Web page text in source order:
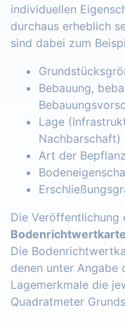
individuellen
durchaus erheblich
sind dabei zum
Bebauung,
Lage
Nachbarschaft)
Art der
Die
Die
denen unter Angabe
Lagemerkmale die
Quadratmeter